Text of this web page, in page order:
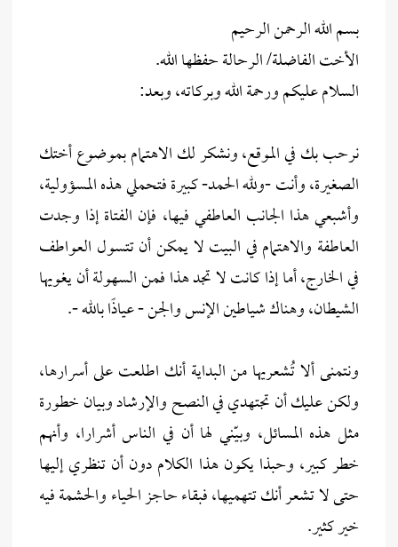
بسم الله الرحمن الرحيم
الأخت الفاضلة/ الرحالة حفظها الله.
السلام عليكم ورحمة الله وبركاته، وبعد:
نرحب بك في الموقع، ونشكر لك الاهتمام بموضوع أختك
الصغيرة، وأنت -ولله الحمد- كبيرة فتحملي هذه المسؤولية،
وأشبعي هذا الجانب العاطفي فيها، فإن الفتاة إذا وجدت
العاطفة والاهتمام في البيت لا يمكن أن تتسول العواطف
في الخارج، أما إذا كانت لا تجد هذا فمن السهولة أن يغويها
الشيطان، وهناك شياطين الإنس والجن - عياذًا بالله -.
ونتمنى ألا تُشعريها من البداية أنك اطلعت على أسرارها،
ولكن عليك أن تجتهدي في النصح والإرشاد وبيان خطورة
مثل هذه المسائل، وبيّني لها أن في الناس أشرارا، وأنهم
خطر كبير، وحبذا يكون هذا الكلام دون أن تنظري إليها
حتى لا تشعر أنك تتهميها، فبقاء حاجز الحياء والحشمة فيه
خير كثير.